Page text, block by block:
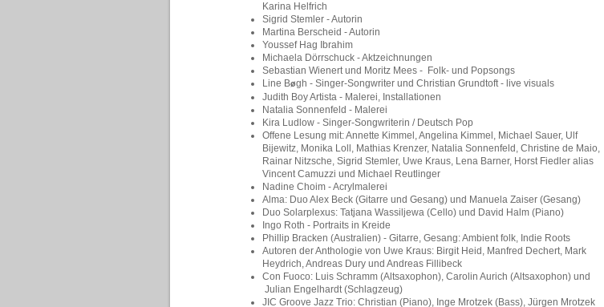
Karina Helfrich
Sigrid Stemler - Autorin
Martina Berscheid - Autorin
Youssef Hag Ibrahim
Michaela Dörrschuck - Aktzeichnungen
Sebastian Wienert und Moritz Mees - Folk- und Popsongs
Line Bøgh - Singer-Songwriter und Christian Grundtoft - live visuals
Judith Boy Artista - Malerei, Installationen
Natalia Sonnenfeld - Malerei
Kira Ludlow - Singer-Songwriterin / Deutsch Pop
Offene Lesung mit: Annette Kimmel, Angelina Kimmel, Michael Sauer, Ulf
Bijewitz, Monika Loll, Mathias Krenzer, Natalia Sonnenfeld, Christine de Maio,
Rainar Nitzsche, Sigrid Stemler, Uwe Kraus, Lena Barner, Horst Fiedler alias
Vincent Camuzzi und Michael Reutlinger
Nadine Choim - Acrylmalerei
Alma: Duo Alex Beck (Gitarre und Gesang) und Manuela Zaiser (Gesang)
Duo Solarplexus: Tatjana Wassiljewa (Cello) und David Halm (Piano)
Ingo Roth - Portraits in Kreide
Phillip Bracken (Australien) - Gitarre, Gesang: Ambient folk, Indie Roots
Autoren der Anthologie von Uwe Kraus: Birgit Heid, Manfred Dechert, Mark
Heydrich, Andreas Dury und Andreas Fillibeck
Con Fuoco: Luis Schramm (Altsaxophon), Carolin Aurich (Altsaxophon) und
Julian Engelhardt (Schlagzeug)
JIC Groove Jazz Trio: Christian (Piano), Inge Mrotzek (Bass), Jürgen Mrotzek